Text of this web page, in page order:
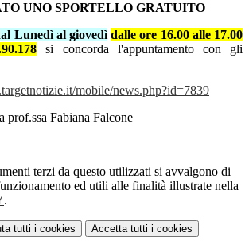
UNO SPORTELLO GRATUITO
Lunedì al giovedì dalle ore 16.00 alle 17.00
8 si concorda l'appuntamento con gli
mobile/news.php?id=7839
prof.ssa Fabiana Falcone
terzi da questo utilizzati si avvalgono di
ed utili alle finalità illustrate nella
.
tutti i cookies Accetta tutti i cookies